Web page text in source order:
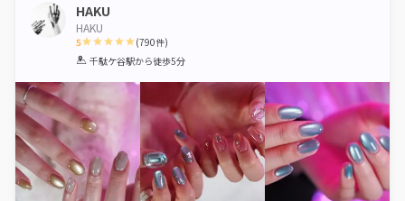
HAKU
HAKU
5
1 2 3 4 5
(790件)
千駄ケ谷駅から徒歩5分